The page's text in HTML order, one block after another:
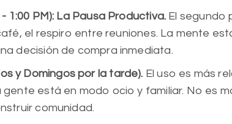
1:00 PM): La Pausa Productiva. El segundo
el respiro entre reuniones. La mente
decisión de compra inmediata.
y Domingos por la tarde). El uso es más
está en modo ocio y familiar. No es
comunidad.